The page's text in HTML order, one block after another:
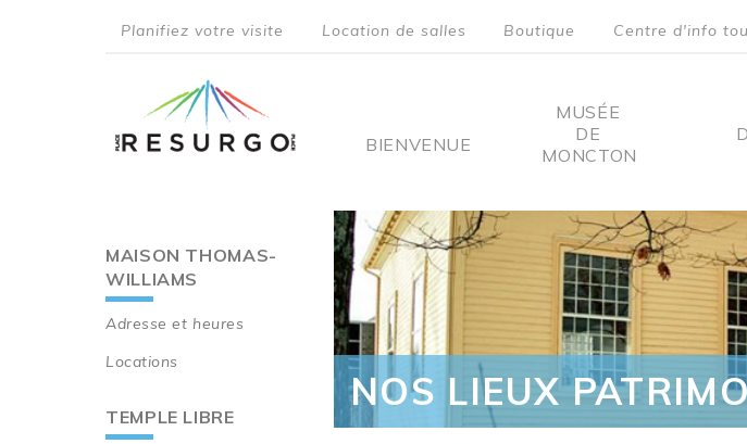
menu
Planifiez votre visite Location de salles Boutique Centre d'info
Main
BIENVENUE
MUSÉE
DE
MONCTON
Main
navigation
MAISON THOMAS-
WILLIAMS
Adresse et heures
Locations
TEMPLE LIBRE
NOS LIEUX